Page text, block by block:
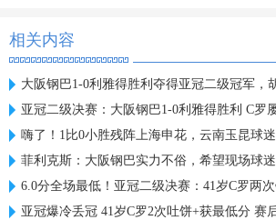
相关内容
大阪钢巴1-0利雅得胜利夺得亚冠二级冠军，
亚冠二级决赛：大阪钢巴1-0利雅得胜利 C罗
嗨了！1比0小胜残阵上海申花，云南玉昆球
菲利克斯：大阪钢巴实力不俗，希望现场球
6.0分全场最低！亚冠二级决赛：41岁C罗两次错
亚冠爆冷丢冠 41岁C罗2次吐饼+获最低分 赛